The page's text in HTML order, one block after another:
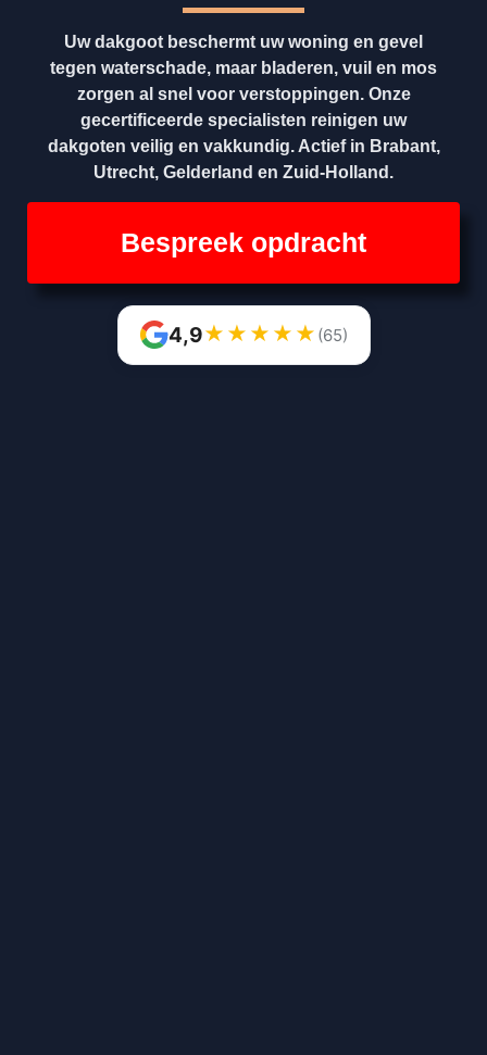
Uw dakgoot beschermt uw woning en gevel
tegen waterschade, maar bladeren, vuil en mos
zorgen al snel voor verstoppingen. Onze
gecertificeerde specialisten reinigen uw
dakgoten veilig en vakkundig. Actief in Brabant,
Utrecht, Gelderland en Zuid-Holland.
Bespreek opdracht
4,9★ ★ ★ ★ ★ (65)